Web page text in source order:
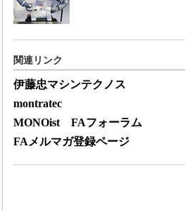
関連リンク
伊藤忠マシンテクノス
montratec
MONOist FAフォーラム
FAメルマガ登録ページ